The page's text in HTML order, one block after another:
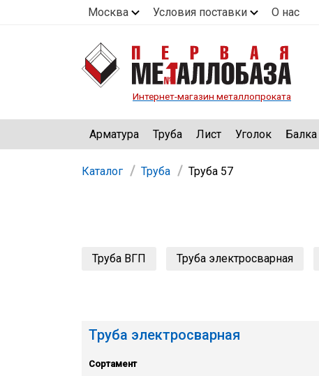
Москва Условия поставки О нас
Интернет-магазин металлопроката
Арматура Труба Лист Уголок Балка
Каталог Труба Труба 57
Труба ВГП Труба электросварная
Труба электросварная
Сортамент